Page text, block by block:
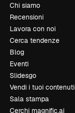
Chi siamo
Recensioni
Lavora con noi
Cerca tendenze
Blog
Eventi
Slidesgo
Vendi i tuoi contenuti
Sala stampa
Cerchi magnific.ai